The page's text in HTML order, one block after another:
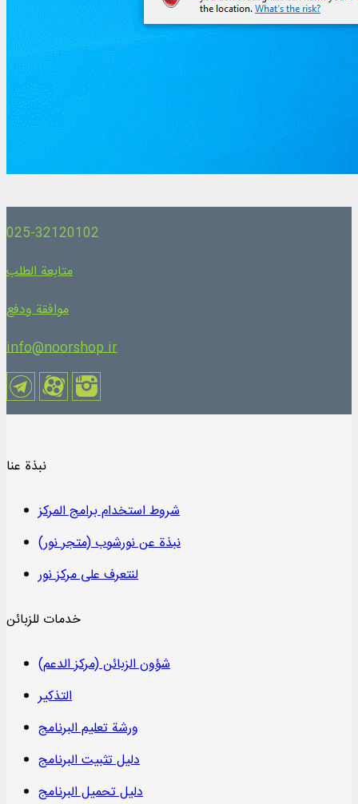
025-32120102
متابعة الطلب
موافقة ودفع
info@noorshop.ir
نبذة عنا
شروط استخدام برامج المركز
نبذة عن نورشوب (متجر نور)
لنتعرف على مركز نور
خدمات للزبائن
شؤون الزبائن (مركز الدعم)
التذكير
ورشة تعليم البرنامج
دليل تثبيت البرنامج
دليل تحميل البرنامج